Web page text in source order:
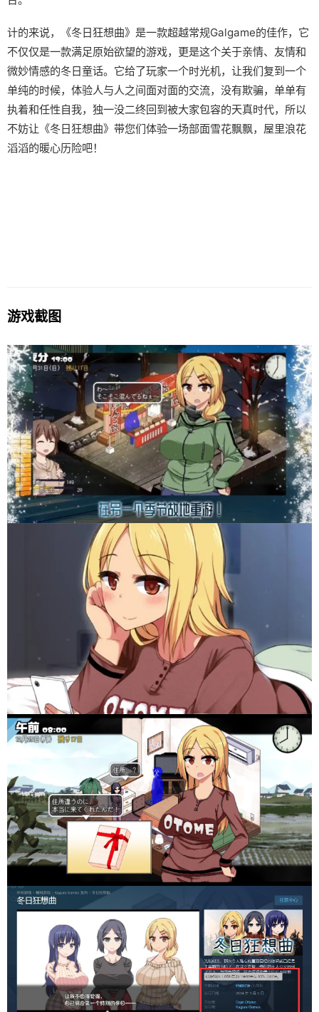
计的来说，《冬日狂想曲》是一款​​超越常规Galgame的佳作​​，它
不仅仅是一款满足原始欲望的游戏，更是这个关于亲情、友情和
微妙情感的冬日童话。它给了玩家一个时光机，让我们复到一个
单纯的时候，体验人与人之间面对面的交流，没有欺骗，单单有
执着和任性自我，独一没二终回到被大家包容的天真时代，所以
不妨让《冬日狂想曲》带您们体验一场​​部面雪花飘飘，屋里浪花
滔滔​​的暖心历险吧！
游戏截图